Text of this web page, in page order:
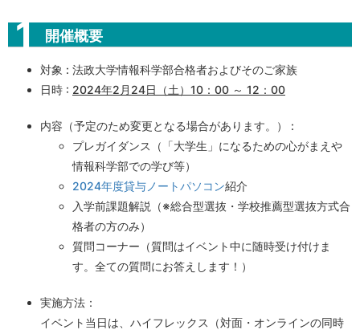
開催概要
対象 : 法政大学情報科学部合格者およびそのご家族
日時 : 2024年2月24日（土）10：00 ～ 12：00
内容（予定のため変更となる場合があります。） :
プレガイダンス（「大学生」になるための心がまえや
情報科学部での学び等）
2024年度貸与ノートパソコン紹介
入学前課題解説（※総合型選抜・学校推薦型選抜方式合
格者の方のみ）
質問コーナー（質問はイベント中に随時受け付けま
す。全ての質問にお答えします！）
実施方法：
イベント当日は、ハイフレックス（対面・オンラインの同時